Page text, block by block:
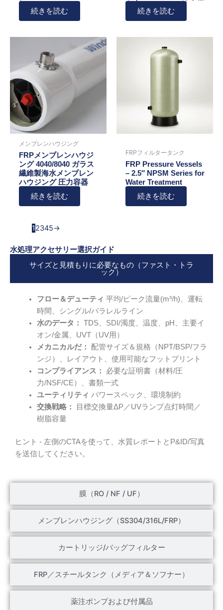
続きを読む
続きを読む
メンブレンハウジング
FRPメンブレンハウジ
ング 4040/8040 ガラス
繊維製海水メンブレン
ハウジング 圧力容器
続きを読む
FRPフィルタータンク
FRP Pressure Vessels
– 2.5″ NPSM Series for
Water Treatment
続きを読む
12345→
水処理アクセサリー選択ガイド
サイズと見積もりに必要なもの（ファスト・トラ
ック）
膜（RO / NF / UF）
メンブレンハウジング（SS304/316L/FRP）
カートリッジ/バッグフィルター
FRP／スチールタンク（メディア＆ソフナー）
薬注ポンプおよび付属品
フロー＆デューティ 平均/ピーク流量(m³/h)、運転
時間、シングル/パラレルライン
水のデータ：
TDS、SDI/濁度、温度、pH、主要イ
オン/金属、UVT（UV用）
メカニカルだ：
配管サイズ＆規格（NPT/BSP/フラ
ンジ）、レイアウト、使用可能なフットプリント
コンプライアンス：
必要な証明書（材料/圧
力/NSF/CE）、書類一式
ユーティリティ パワースペック、環境制約
交換戦略：
目標交換量ΔP／UVランプ点灯時間／
樹脂容量
ヒント - 左側のCTAを使って、水質レポートとP&ID/写真
を送信してください。